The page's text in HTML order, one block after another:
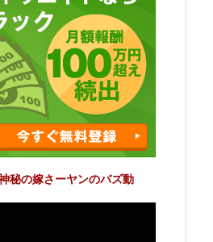
秘の嫁さーヤンのバズ動